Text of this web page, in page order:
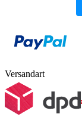
Versandart